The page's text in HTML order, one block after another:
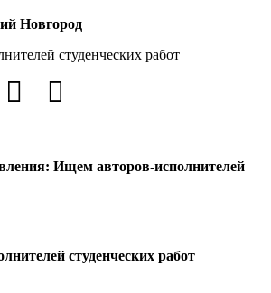
Новгород
студенческих работ
Ищем авторов-исполнителей
студенческих работ